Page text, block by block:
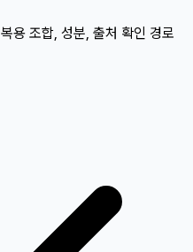
복용 조합, 성분, 출처 확인 경로